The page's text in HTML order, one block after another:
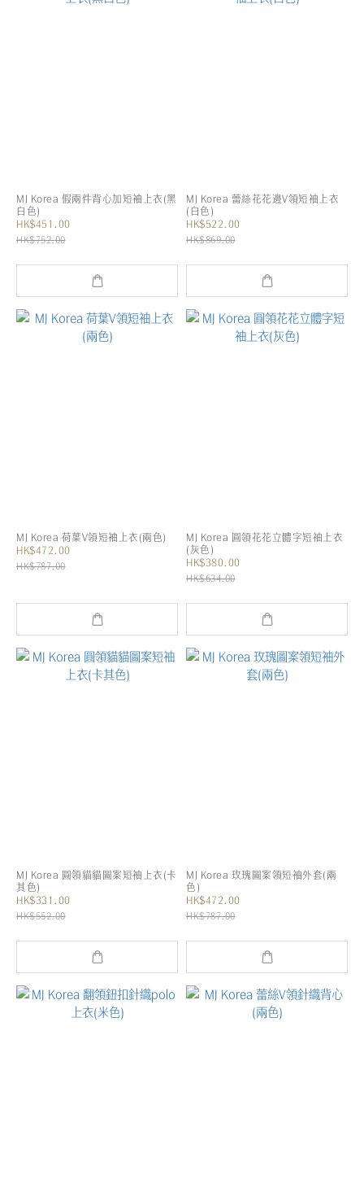
MJ Korea 假兩件背心加短袖上衣(黑
白色)
HK$451.00
HK$752.00
MJ Korea 蕾絲花花邊V領短袖上衣
(白色)
HK$522.00
HK$869.00
MJ Korea 荷葉V領短袖上衣(兩色)
HK$472.00
HK$787.00
MJ Korea 圓領花花立體字短袖上衣
(灰色)
HK$380.00
HK$634.00
MJ Korea 圓領貓貓圖案短袖上衣(卡
其色)
HK$331.00
HK$552.00
MJ Korea 玫瑰圖案領短袖外套(兩
色)
HK$472.00
HK$787.00